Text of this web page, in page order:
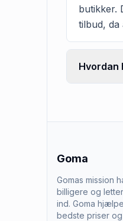
butikker.
tilbud, da
Hvordan
Goma
Gomas mission
billigere og
ind. Goma
bedste priser